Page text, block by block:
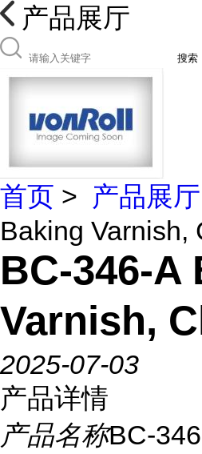
产品展厅
搜索
首页 > 产品展厅
Baking Varnish,
BC-346-A
Varnish,
2025-07-03
产品详情
产品名称BC-